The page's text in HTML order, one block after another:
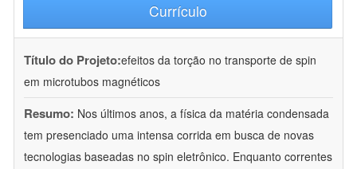
Currículo
Título do Projeto:efeitos da torção no transporte de spin
em microtubos magnéticos
Resumo: Nos últimos anos, a física da matéria condensada
tem presenciado uma intensa corrida em busca de novas
tecnologias baseadas no spin eletrônico. Enquanto correntes